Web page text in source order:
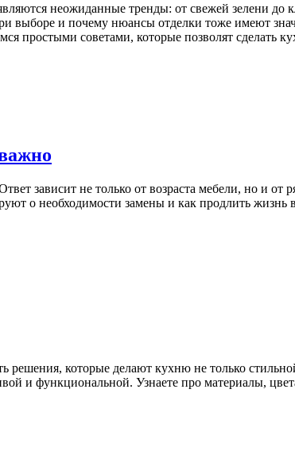
неожиданные тренды: от свежей зелени до
выборе и почему нюансы отделки тоже имеют
простыми советами, которые позволят сделать
зависит не только от возраста мебели, но и от
о необходимости замены и как продлить
которые делают кухню не только
и функциональной. Узнаете про материалы,